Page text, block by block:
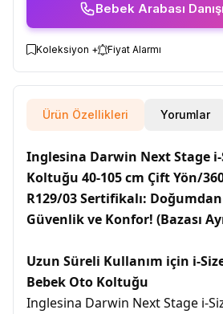
Bebek Arabası
Koleksiyon + Fiyat Alarmı
Ürün Özellikleri Yorumlar
Inglesina Darwin Next Stage i-
Koltuğu 40-105 cm Çift Yön/
R129/03 Sertifikalı:
Güvenlik ve Konfor! (Bazası
Uzun Süreli Kullanım için i-
Bebek Oto Koltuğu
Inglesina Darwin Next Stage i-